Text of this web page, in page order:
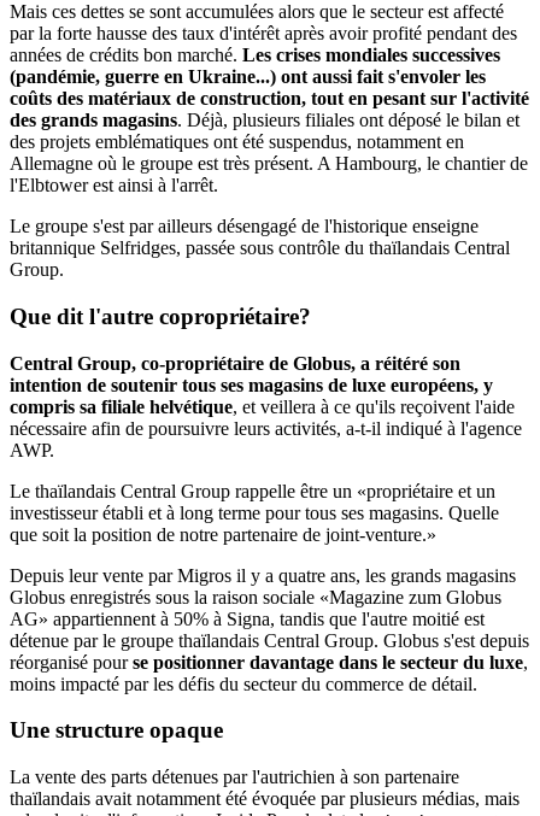
Mais ces dettes se sont accumulées alors que le secteur est affecté
par la forte hausse des taux d'intérêt après avoir profité pendant des
années de crédits bon marché. Les crises mondiales successives
(pandémie, guerre en Ukraine...) ont aussi fait s'envoler les
coûts des matériaux de construction, tout en pesant sur l'activité
des grands magasins. Déjà, plusieurs filiales ont déposé le bilan et
des projets emblématiques ont été suspendus, notamment en
Allemagne où le groupe est très présent. A Hambourg, le chantier de
l'Elbtower est ainsi à l'arrêt.
Le groupe s'est par ailleurs désengagé de l'historique enseigne
britannique Selfridges, passée sous contrôle du thaïlandais Central
Group.
Que dit l'autre copropriétaire?
Central Group, co-propriétaire de Globus, a réitéré son
intention de soutenir tous ses magasins de luxe européens, y
compris sa filiale helvétique, et veillera à ce qu'ils reçoivent l'aide
nécessaire afin de poursuivre leurs activités, a-t-il indiqué à l'agence
AWP.
Le thaïlandais Central Group rappelle être un «propriétaire et un
investisseur établi et à long terme pour tous ses magasins. Quelle
que soit la position de notre partenaire de joint-venture.»
Depuis leur vente par Migros il y a quatre ans, les grands magasins
Globus enregistrés sous la raison sociale «Magazine zum Globus
AG» appartiennent à 50% à Signa, tandis que l'autre moitié est
détenue par le groupe thaïlandais Central Group. Globus s'est depuis
réorganisé pourse positionner davantage dans le secteur du luxe,
moins impacté par les défis du secteur du commerce de détail.
Une structure opaque
La vente des parts détenues par l'autrichien à son partenaire
thaïlandais avait notamment été évoquée par plusieurs médias, mais